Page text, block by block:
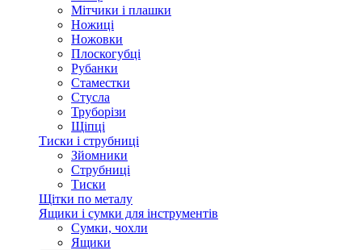
Мітчики і плашки
Ножиці
Ножовки
Плоскогубці
Рубанки
Стаместки
Стусла
Труборізи
Щіпці
Тиски і струбниці
Зйомники
Струбниці
Тиски
Щітки по металу
Ящики і сумки для інструментів
Сумки, чохли
Ящики